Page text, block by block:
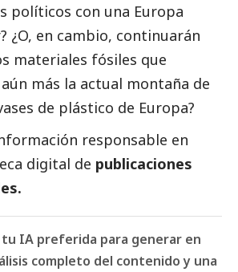
políticos con una Europa
¿O, en cambio, continuarán
materiales fósiles que
más la actual montaña de
de plástico de Europa?
responsable en
digital de publicaciones
.
tu IA preferida para generar en
completo del contenido y una